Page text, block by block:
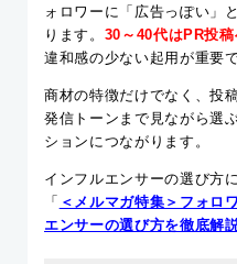
ォロワーに「広告っぽい」
ります。 30～40代はPR投
違和感の少ない起用が重要で
商材の特徴だけでなく、投
発信トーンまで見ながら選
ションにつながります。
インフルエンサーの選び方
「 ＜メルマガ特集＞フォロ
エンサーの選び方を徹底解